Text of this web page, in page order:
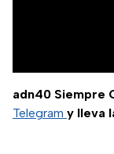
adn40 Siempre
Telegram y lleva